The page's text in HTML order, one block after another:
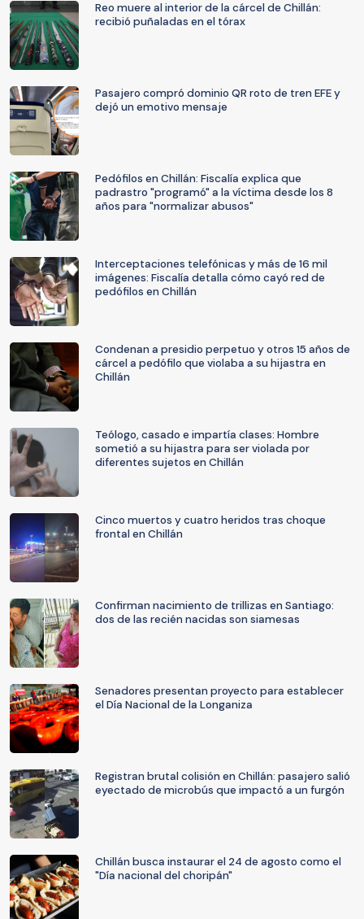
Reo muere al interior de la cárcel de Chillán:
recibió puñaladas en el tórax
Pasajero compró dominio QR roto de tren EFE y
dejó un emotivo mensaje
Pedófilos en Chillán: Fiscalía explica que
padrastro "programó" a la víctima desde los 8
años para "normalizar abusos"
Interceptaciones telefónicas y más de 16 mil
imágenes: Fiscalía detalla cómo cayó red de
pedófilos en Chillán
Condenan a presidio perpetuo y otros 15 años de
cárcel a pedófilo que violaba a su hijastra en
Chillán
Teólogo, casado e impartía clases: Hombre
sometió a su hijastra para ser violada por
diferentes sujetos en Chillán
Cinco muertos y cuatro heridos tras choque
frontal en Chillán
Confirman nacimiento de trillizas en Santiago:
dos de las recién nacidas son siamesas
Senadores presentan proyecto para establecer
el Día Nacional de la Longaniza
Registran brutal colisión en Chillán: pasajero salió
eyectado de microbús que impactó a un furgón
Chillán busca instaurar el 24 de agosto como el
"Día nacional del choripán"